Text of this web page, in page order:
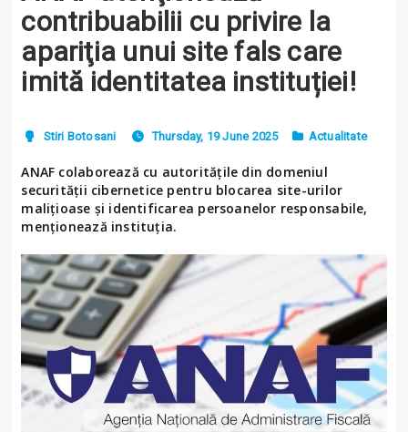
contribuabilii cu privire la
apariţia unui site fals care
imită identitatea instituției!
Stiri Botosani Thursday, 19 June 2025 Actualitate
ANAF colaborează cu autorităţile din domeniul
securităţii cibernetice pentru blocarea site-urilor
maliţioase şi identificarea persoanelor responsabile,
menţionează instituţia.